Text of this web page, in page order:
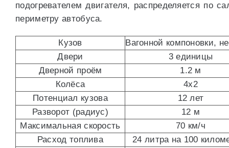
подогревателем двигателя, распределяется по
периметру автобуса.
Кузов
Вагонной компоновки,
Двери
3 единицы
Дверной проём
1.2 м
Колёса
4х2
Потенциал кузова
12 лет
Разворот (радиус)
12 м
Максимальная скорость
70 км/ч
Расход топлива
24 литра на 100